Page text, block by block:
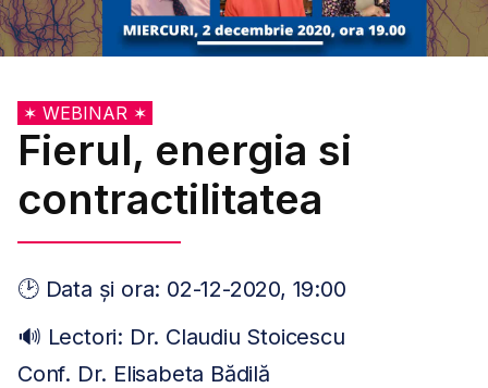
✶ WEBINAR ✶
Fierul, energia si
contractilitatea
🕑 Data și ora: 02-12-2020, 19:00
🔊 Lectori: Dr. Claudiu Stoicescu
Conf. Dr. Elisabeta Bădilă